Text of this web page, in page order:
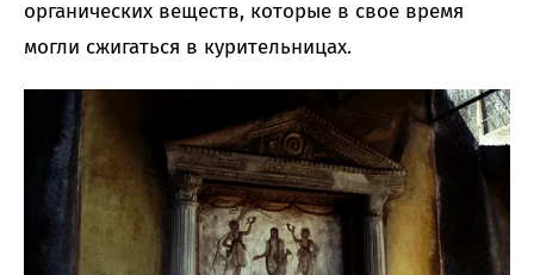
органических веществ, которые в свое время
могли сжигаться в курительницах.